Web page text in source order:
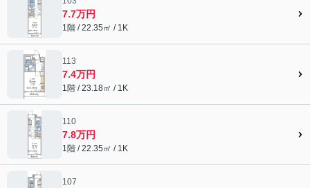
7.7万円
1階 / 22.35㎡ / 1K
113
7.4万円
1階 / 23.18㎡ / 1K
110
7.8万円
1階 / 22.35㎡ / 1K
107